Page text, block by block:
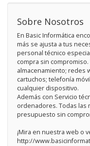
Sobre Nosotros
En Basic Informática
más se ajusta a tus
personal técnico
compra sin
almacenamiento; redes
cartuchos; telefonía
cualquier dispositivo.
Además con Servicio
ordenadores. Todas las
presupuesto sin
¡Mira en nuestra web o
http://